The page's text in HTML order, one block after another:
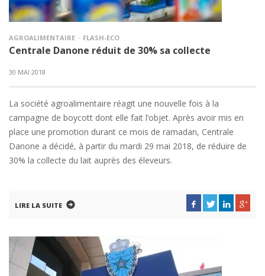
AGROALIMENTAIRE FLASH-ECO
Centrale Danone réduit de 30% sa collecte
30 MAI 2018
La société agroalimentaire réagit une nouvelle fois à la
campagne de boycott dont elle fait l’objet. Après avoir mis en
place une promotion durant ce mois de ramadan, Centrale
Danone a décidé, à partir du mardi 29 mai 2018, de réduire de
30% la collecte du lait auprès des éleveurs.
LIRE LA SUITE